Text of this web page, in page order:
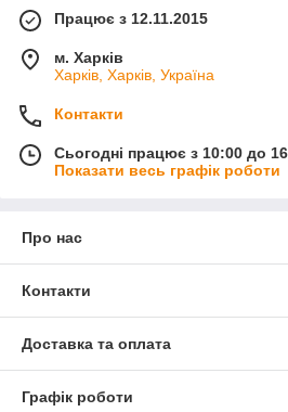
Працює з 12.11.2015
м. Харків
Харків, Харків, Україна
Контакти
Сьогодні працює з 10:00 до
Показати весь графік роботи
Про нас
Контакти
Доставка та оплата
Графік роботи